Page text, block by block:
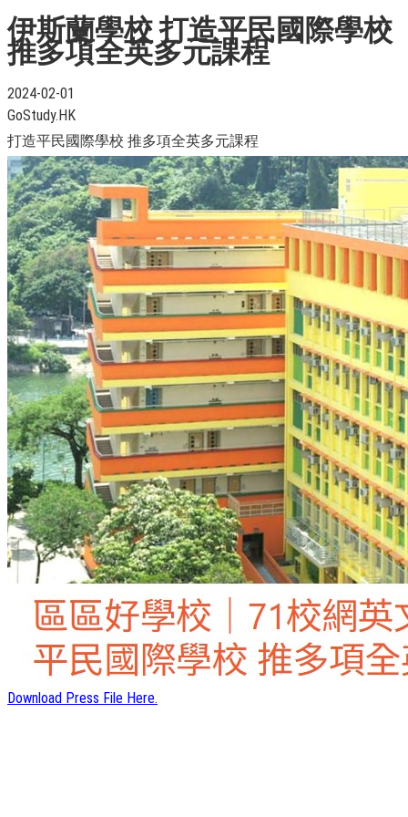
伊斯蘭學校 打造平民國際學校
推多項全英多元課程
2024-02-01
GoStudy.HK
打造平民國際學校 推多項全英多元課程
Download Press File Here.